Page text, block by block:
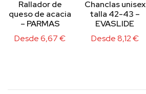
Rallador de
queso de acacia
– PARMAS
Desde6,67€
Chanclas unisex
talla 42-43 –
EVASLIDE
Desde8,12€